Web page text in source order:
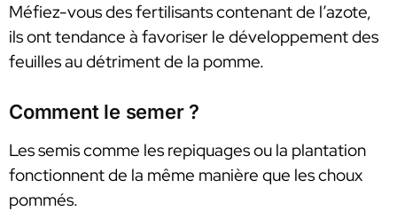
Méfiez-vous des fertilisants contenant de l’azote,
ils ont tendance à favoriser le développement des
feuilles au détriment de la pomme.
Comment le semer ?
Les semis comme les repiquages ou la plantation
fonctionnent de la même manière que les choux
pommés.